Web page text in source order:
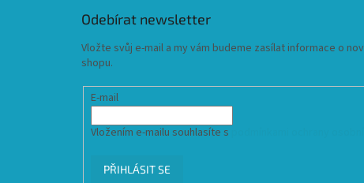
Odebírat newsletter
Vložte svůj e-mail a my vám budeme zasílat informace o
shopu.
E-mail
Vložením e-mailu souhlasíte s
PŘIHLÁSIT SE